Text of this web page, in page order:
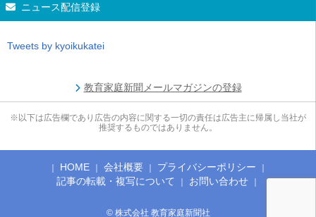
ニュース配信登録
Tweets by kyoikukatei
教育家庭新聞メールマガジンの登録
※以下は広告欄であり広告の内容に関する一切の責任は広告主に帰属し当社が
推奨するものではありません。
© 株式会社 教育家庭新聞社
HOME 会社概要
プライバシーポリシー
記事の転載・複写について
お問い合わせ